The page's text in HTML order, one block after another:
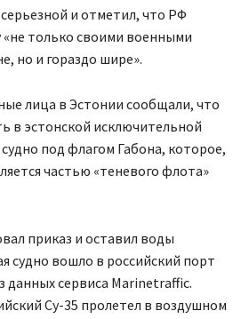
и отметил, что РФ
«не только своими военными
но и гораздо шире».
лица в Эстонии сообщали, что
в эстонской исключительной
под флагом Габона, которое,
частью «теневого флота»
приказ и оставил воды
судно вошло в российский порт
данных сервиса Marinetraffic.
Су-35 пролетел в воздушном